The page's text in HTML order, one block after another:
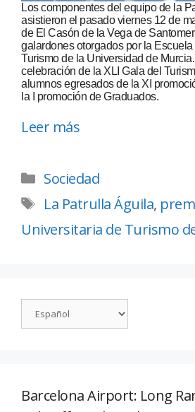
Los componentes del equipo de la
asistieron el pasado viernes 12 de
de El Casón de la Vega de
galardones otorgados por la
Turismo de la Universidad de
celebración de la XLI Gala del
alumnos egresados de la XI
la I promoción de Graduados.
Leer más
Sociedad
La Patrulla Águila,
Universitaria de Turismo
Barcelona Airport: Long